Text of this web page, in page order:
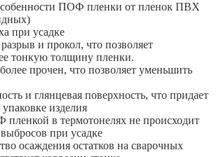
ПОФ пленки от пленок ПВХ
при усадке
и прокол, что позволяет
тонкую толщину пленки.
прочен, что позволяет уменьшить
и глянцевая поверхность, что придает
изделия
в термотонелях не происходит
при усадке
осаждения остатков на сварочных